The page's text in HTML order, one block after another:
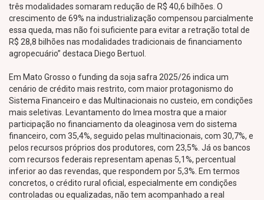
três modalidades somaram redução de R$ 40,6 bilhões. O
crescimento de 69% na industrialização compensou parcialmente
essa queda, mas não foi suficiente para evitar a retração total de
R$ 28,8 bilhões nas modalidades tradicionais de financiamento
agropecuário” destaca Diego Bertuol.
Em Mato Grosso o funding da soja safra 2025/26 indica um
cenário de crédito mais restrito, com maior protagonismo do
Sistema Financeiro e das Multinacionais no custeio, em condições
mais seletivas. Levantamento do Imea mostra que a maior
participação no financiamento da oleaginosa vem do sistema
financeiro, com 35,4%, seguido pelas multinacionais, com 30,7%, e
pelos recursos próprios dos produtores, com 23,5%. Já os bancos
com recursos federais representam apenas 5,1%, percentual
inferior ao das revendas, que respondem por 5,3%. Em termos
concretos, o crédito rural oficial, especialmente em condições
controladas ou equalizadas, não tem acompanhado a real